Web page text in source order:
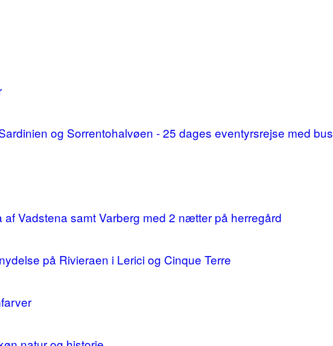
og Sorrentohalvøen - 25 dages eventyrsrejse med bus
Vadstena samt Varberg med 2 nætter på herregård
på Rivieraen i Lerici og Cinque Terre